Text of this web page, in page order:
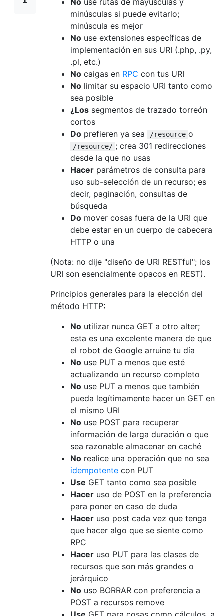
minúsculas si puede evitarlo;
minúscula es mejor
No use extensiones específicas de
implementación en sus URI (.php, .py,
.pl, etc.)
No caigas en RPC con tus URI
No limitar su espacio URI tanto como
sea posible
¿Los segmentos de trazado torreón
cortos
Do prefieren ya sea /resource o
/resource/ ; crea 301 redirecciones
desde la que no usas
Hacer parámetros de consulta para
uso sub-selección de un recurso; es
decir, paginación, consultas de
búsqueda
Do mover cosas fuera de la URI que
debe estar en un cuerpo de cabecera
HTTP o una
(Nota: no dije "diseño de URI RESTful"; los
URI son esencialmente opacos en REST).
Principios generales para la elección del
método HTTP:
No utilizar nunca GET a otro alter;
esta es una excelente manera de que
el robot de Google arruine tu día
No use PUT a menos que esté
actualizando un recurso completo
No use PUT a menos que también
pueda legítimamente hacer un GET en
el mismo URI
No use POST para recuperar
información de larga duración o que
sea razonable almacenar en caché
No realice una operación que no sea
idempotente con PUT
Use GET tanto como sea posible
Hacer uso de POST en la preferencia
para poner en caso de duda
Hacer uso post cada vez que tenga
que hacer algo que se siente como
RPC
Hacer uso PUT para las clases de
recursos que son más grandes o
jerárquico
No uso BORRAR con preferencia a
POST a recursos remove